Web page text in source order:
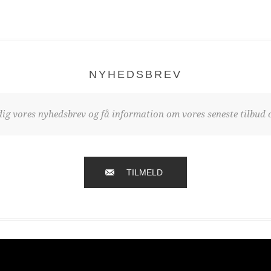
NYHEDSBREV
vores nyhedsbrev og få information om vores seneste tilbud
TILMELD